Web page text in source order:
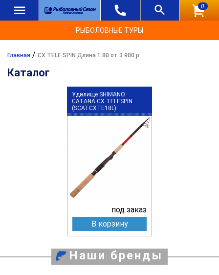
0
РЫБОЛОВНЫЕ ТУРЫ
Главная / CX TELE SPIN Длина 1.80 от 3 900 р.
Каталог
Удилище SHIMANO
CATANA CX TELESPIN
(SCATCXTE18L)
под заказ
В корзину
Наши бренды